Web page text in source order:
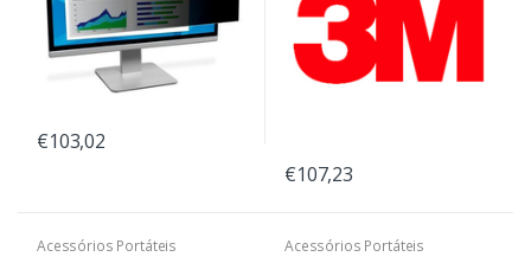
€103,02
€107,23
Acessórios Portáteis
Acessórios Portáteis